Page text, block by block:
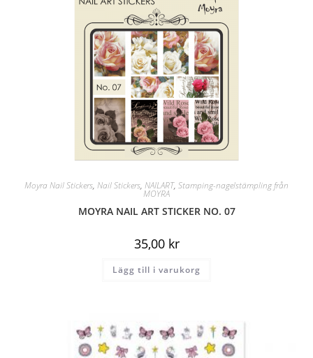
Moyra Nail Stickers, Nail Stickers, NAILART, Stamping-nagelstämpling från
MOYRA
MOYRA NAIL ART STICKER NO. 07
35,00 kr
Lägg till i varukorg